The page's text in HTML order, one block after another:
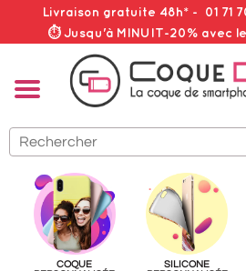
Livraison gratuite 48h* - 01 71
⏱ Jusqu'à MINUIT-20% avec
COQUE
SILICONE